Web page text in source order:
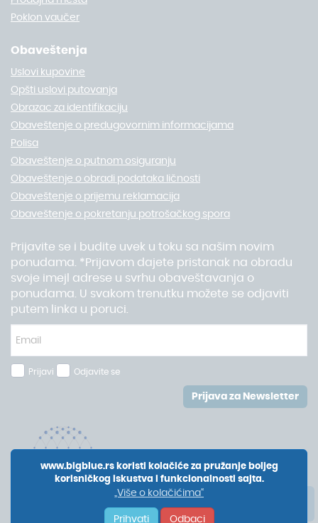
Poklon vaučer
Obaveštenja
Uslovi kupovine
Opšti uslovi putovanja
Obrazac za identifikaciju
Obaveštenje o predugovornim informacijama
Polisa
Obaveštenje o putnom osiguranju
Obaveštenje o obradi podataka ličnosti
Obaveštenje o prijemu reklamacija
Obaveštenje o pokretanju potrošačkog spora
Prijavite se i budite uvek u toku sa našim novim
ponudama. *Prijavom dajete pristanak na obradu
svoje imejl adrese u svrhu obaveštavanja o
ponudama. U svakom trenutku možete se odjaviti
putem linka u poruci.
Prijavi Odjavite se
Prijava za Newsletter
www.bigblue.rs koristi kolačiće za pružanje boljeg
korisničkog iskustva i funkcionalnosti sajta.
„Više o kolačićima“
Prihvati Odbaci